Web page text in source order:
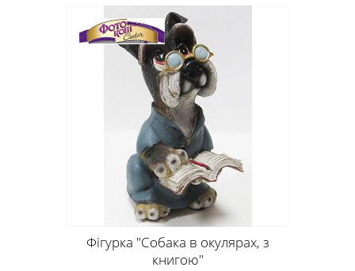
Фігурка "Собака в окулярах, з
книгою"